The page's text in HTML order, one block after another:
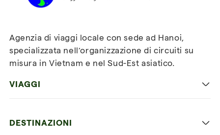
Agenzia di viaggi locale con sede ad Hanoi,
specializzata nell’organizzazione di circuiti su
misura in Vietnam e nel Sud-Est asiatico.
VIAGGI
DESTINAZIONI